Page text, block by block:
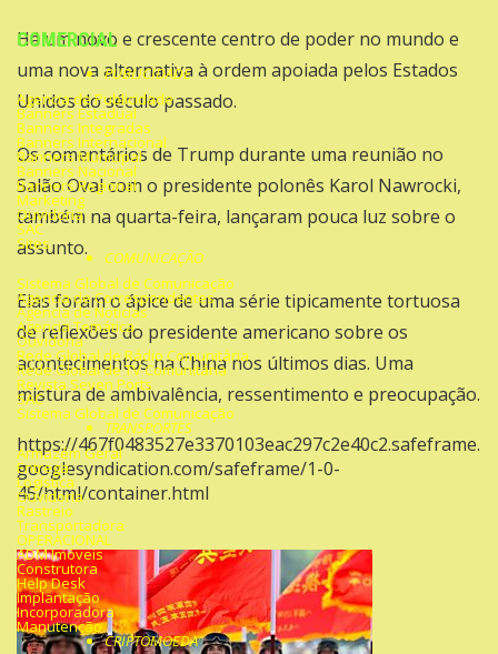
Há um novo e crescente centro de poder no mundo e
uma nova alternativa à ordem apoiada pelos Estados
Unidos do século passado.
Os comentários de Trump durante uma reunião no
Salão Oval com o presidente polonês Karol Nawrocki,
também na quarta-feira, lançaram pouca luz sobre o
assunto.
Elas foram o ápice de uma série tipicamente tortuosa
de reflexões do presidente americano sobre os
acontecimentos na China nos últimos dias. Uma
mistura de ambivalência, ressentimento e preocupação.
https://467f0483527e3370103eac297c2e40c2.safeframe.
googlesyndication.com/safeframe/1-0-
45/html/container.html
COMERCIAL
PUBLICIDADE
Agencia de Publicidade
Banners Estadual
Banners Integradas
Banners Internacional
Banners Municipal
Banners Nacional
Banners Regional
Marketing
Ouvidoria
SAC
Sites
COMUNICAÇÃO
Sistema Global de Comunicação
Agencia de Correspondentes
Agencia de Noticias
Agencia Temática
Ouvidoria
Rede Global de Rádio Comunitária
Rede Global de TV Comunitária
Revista Seven Ports
SAC
Sistema Global de Comunicação
TRANSPORTES
Armazém Geral
Entrega
Logística
Ouvidoria
Rastreio
Transportadora
OPERACIONAL
ADM Imóveis
Construtora
Help Desk
Implantação
Incorporadora
Manutenção
CRIPTOMOEDA